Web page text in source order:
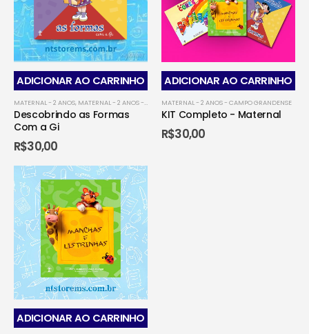
ADICIONAR AO CARRINHO
MATERNAL - 2 ANOS, MATERNAL - 2 ANOS - CAMPO GRANDENSE ,MATERNAL - 2 ANOS -
Descobrindo as Formas
Com a Gi
R$30,00
ADICIONAR AO CARRINHO
MATERNAL - 2 ANOS - CAMPO GRANDENSE
KIT Completo - Maternal
R$30,00
ADICIONAR AO CARRINHO